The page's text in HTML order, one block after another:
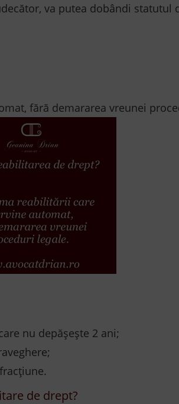
va putea dobândi statutul
fără demararea vreunei
nu depășește 2 ani;
de drept?